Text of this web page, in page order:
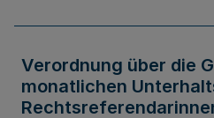
Verordnung über die
monatlichen